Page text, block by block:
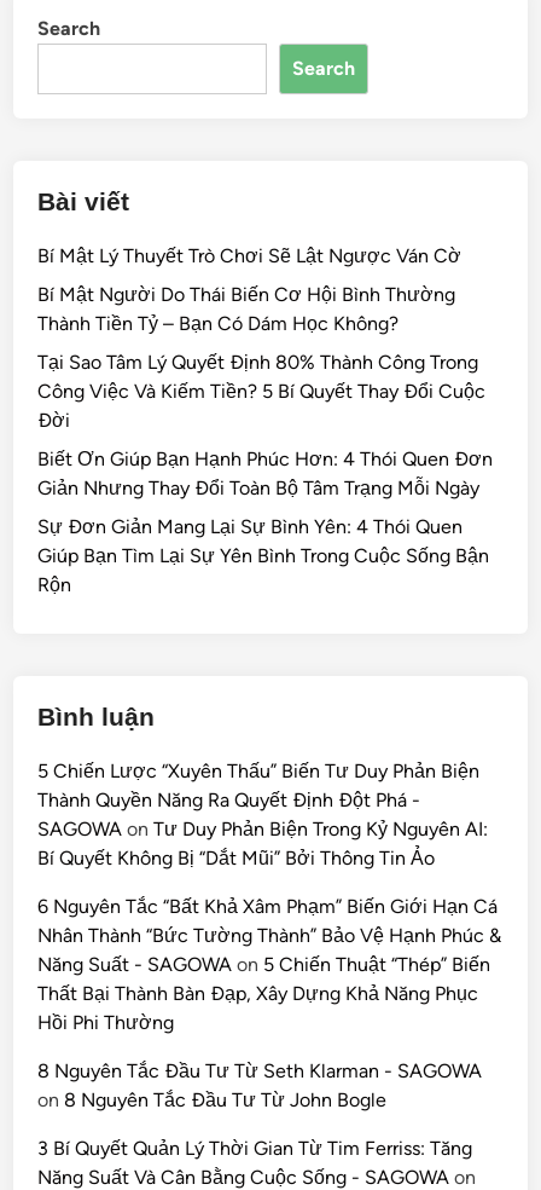
o
o
n s
Search
Search
Bài viết
Bí Mật Lý Thuyết Trò Chơi Sẽ Lật Ngược Ván Cờ
Bí Mật Người Do Thái Biến Cơ Hội Bình Thường
Thành Tiền Tỷ – Bạn Có Dám Học Không?
Tại Sao Tâm Lý Quyết Định 80% Thành Công Trong
Công Việc Và Kiếm Tiền? 5 Bí Quyết Thay Đổi Cuộc
Đời
Biết Ơn Giúp Bạn Hạnh Phúc Hơn: 4 Thói Quen Đơn
Giản Nhưng Thay Đổi Toàn Bộ Tâm Trạng Mỗi Ngày
Sự Đơn Giản Mang Lại Sự Bình Yên: 4 Thói Quen
Giúp Bạn Tìm Lại Sự Yên Bình Trong Cuộc Sống Bận
Rộn
Bình luận
5 Chiến Lược “Xuyên Thấu” Biến Tư Duy Phản Biện
Thành Quyền Năng Ra Quyết Định Đột Phá -
SAGOWA onTư Duy Phản Biện Trong Kỷ Nguyên AI:
Bí Quyết Không Bị “Dắt Mũi” Bởi Thông Tin Ảo
6 Nguyên Tắc “Bất Khả Xâm Phạm” Biến Giới Hạn Cá
Nhân Thành “Bức Tường Thành” Bảo Vệ Hạnh Phúc &
Năng Suất - SAGOWA on 5 Chiến Thuật “Thép” Biến
Thất Bại Thành Bàn Đạp, Xây Dựng Khả Năng Phục
Hồi Phi Thường
8 Nguyên Tắc Đầu Tư Từ Seth Klarman - SAGOWA
on 8 Nguyên Tắc Đầu Tư Từ John Bogle
3 Bí Quyết Quản Lý Thời Gian Từ Tim Ferriss: Tăng
Năng Suất Và Cân Bằng Cuộc Sống - SAGOWA on